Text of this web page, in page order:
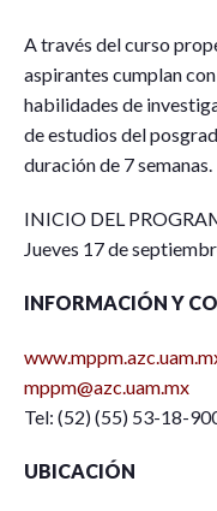
A través del curso
aspirantes cumplan
habilidades de
de estudios del
duración de 7 semanas.
INICIO DEL
Jueves 17 de
INFORMACIÓN Y
mppm@azc.uam.mx
Tel: (52) (55) 53-18-
UBICACIÓN